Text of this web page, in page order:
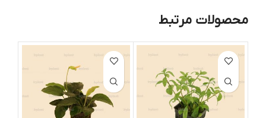
محصولات مرتبط